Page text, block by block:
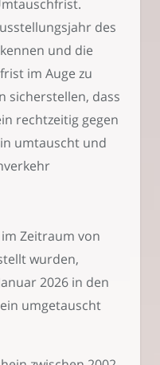
des
und die
im Auge zu
sicherstellen, dass
rechtzeitig gegen
umtauscht und
Zeitraum von
wurden,
2026 in den
umgetauscht